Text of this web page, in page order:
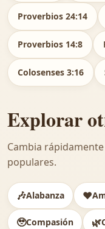
Proverbios 24:14
Proverbios 14:8
Colosenses 3:16
Explorar
Cambia
populares.
🎶Alabanza ❤️
🥹Compasión 🌿